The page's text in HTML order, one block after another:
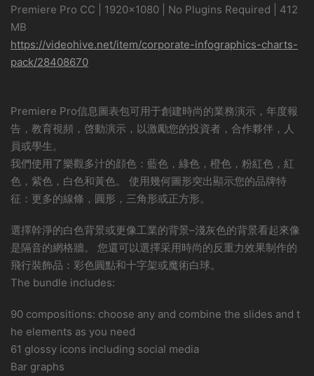
Premiere Pro CC | 1920×1080 | No Plugins Required | 412
MB
https://videohive.net/item/corporate-infographics-charts-
pack/28408670
Premiere Pro信息圖表包可用于創建時尚的業務演示，年度報
告，教育視頻，啓動演示，以激勵您的投資者，合作夥伴，人
員或學生。
我們使用了樂觀多汁的顔色：藍色，綠色，橙色，粉紅色，紅
色，紫色，白色和黃色。 使用幾何圖形突出顯示您的品牌特
征：更多的線條，圓形，三角形或正方形。
選擇幹淨的白色背景或更像工業的背景–淺灰色的背景看起來像
是隔音的網格牆。 您還可以選擇采用時尚的反重力效果制作的
飛行裝飾品：彩色圓點和十字架或魔術白球。
The bundle includes:
90 compositions: choose any and combine the slides and t
he elements as you need
61 glossy icons including social media
Bar graphs